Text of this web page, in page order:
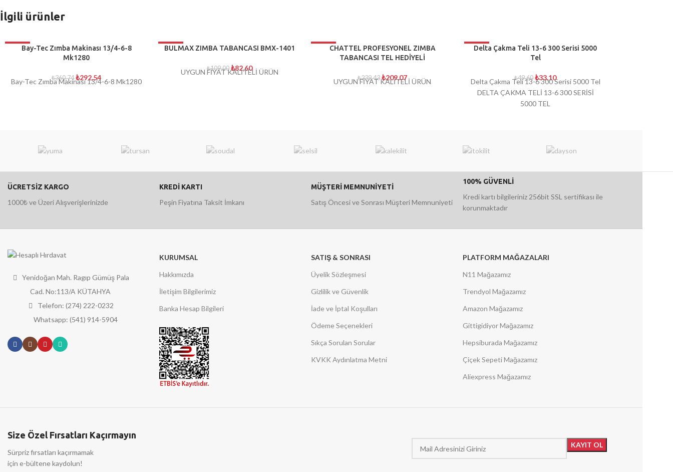
İlgili ürünler
-19%Bay-Tec Zımba Makinası 13/4-6-8
Mk1280
₺360,74 ₺292,54
Bay-Tec Zımba Makinası 13/4-6-8 Mk1280
-24%
BULMAX ZIMBA TABANCASI BMX-1401
₺109,00 ₺82,60
UYGUN FİYAT KALİTELİ ÜRÜN
-13%
TÜKENDI
CHATTEL PROFESYONEL ZIMBA
TABANCASI TEL HEDİYELİ
₺239,43 ₺209,07
UYGUN FİYAT KALİTELİ ÜRÜN
-33%
Delta Çakma Teli 13-6 300 Serisi 5000
Tel
₺49,60 ₺33,10
Delta Çakma Teli 13-6 300 Serisi 5000 Tel
DELTA ÇAKMA TELİ 13-6 300 SERİSİ
5000 TEL
ÜCRETSİZ KARGO
1000₺ ve Üzeri Alışverişlerinizde
KREDİ KARTI
Peşin Fiyatına Taksit İmkanı
MÜŞTERİ MEMNUNİYETİ
Satış Öncesi ve Sonrası Müşteri Memnuniyeti
100% GÜVENLİ
Kredi kartı bilgileriniz 256bit SSL sertifikası ile
korunmaktadır
Yenidoğan Mah. Ragıp Gümüş Pala
Cad. No:113/A KÜTAHYA
Telefon: (274) 222-0232
Whatsapp: (541) 914-5904
KURUMSAL
Hakkımızda
İletişim Bilgilerimiz
Banka Hesap Bilgileri
SATIŞ & SONRASI
Üyelik Sözleşmesi
Gizlilik ve Güvenlik
İade ve İptal Koşulları
Ödeme Seçenekleri
Sıkça Sorulan Sorular
KVKK Aydınlatma Metni
PLATFORM MAĞAZALARI
N11 Mağazamız
Trendyol Mağazamız
Amazon Mağazamız
Gittigidiyor Mağazamız
Hepsiburada Mağazamız
Çiçek Sepeti Mağazamız
Aliexpress Mağazamız
Size Özel Fırsatları Kaçırmayın
Sürpriz fırsatları kaçırmamak
için e-bültene kaydolun!